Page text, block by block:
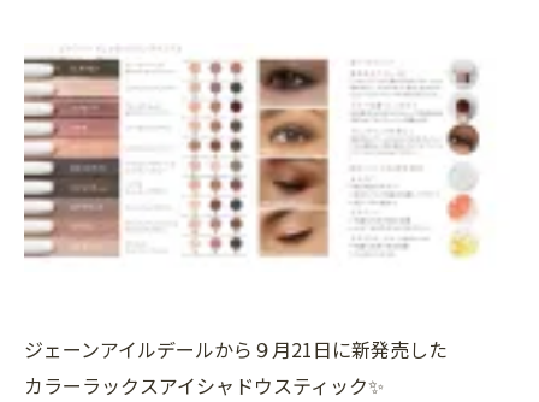
ジェーンアイルデールから９月21日に新発売した
カラーラックスアイシャドウスティック✨